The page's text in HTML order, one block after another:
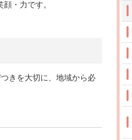
・力です。
きを大切に、地域から必